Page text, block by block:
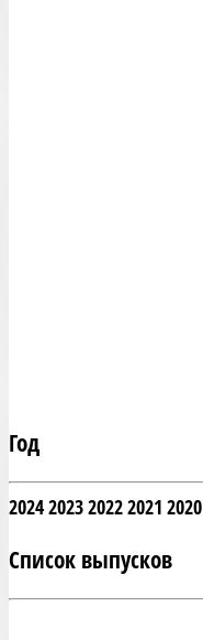
Год
2024202320222021 2020
Список выпусков